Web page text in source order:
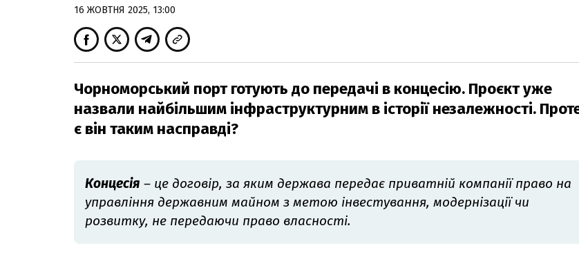
16 ЖОВТНЯ 2025, 13:00
Чорноморський порт готують до передачі в концесію. Проєкт уже
назвали найбільшим інфраструктурним в історії незалежності.
є він таким насправді?
Концесія – це договір, за яким держава передає приватній компанії право на
управління державним майном з метою інвестування, модернізації чи
розвитку, не передаючи право власності.